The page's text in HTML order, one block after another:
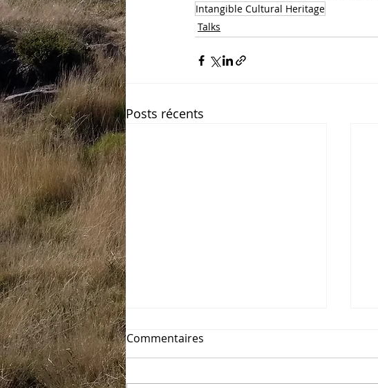
Intangible Cultural Heritage
Talks
Posts récents
Commentaires